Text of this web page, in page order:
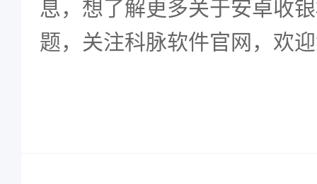
息，想了解更多关于安卓收
题，关注科脉软件官网，欢